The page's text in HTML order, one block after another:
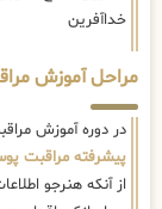
خداآفرین
مراحل آموزش
در دوره آموزش
پیشرفته مراقبت
از آنکه هنرجو